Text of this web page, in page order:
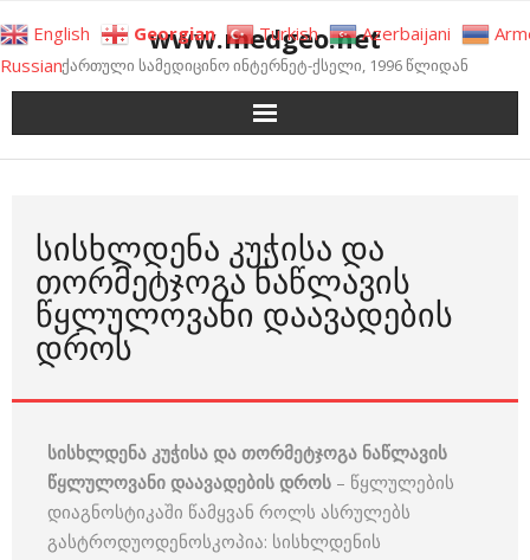
to
content
www.medgeo.net
ქართული სამედიცინო ინტერნეტ-ქსელი, 1996 წლიდან
ᲡᲘᲡᲮᲚᲓᲔᲜᲐ ᲙᲣᲭᲘᲡᲐ ᲓᲐ
ᲗᲝᲠᲛᲔᲢᲯᲝᲒᲐ ᲜᲐᲬᲚᲐᲕᲘᲡ
ᲬᲧᲚᲣᲚᲝᲕᲐᲜᲘ ᲓᲐᲐᲕᲐᲓᲔᲑᲘᲡ
ᲓᲠᲝᲡ
სისხლდენა კუჭისა და თორმეტჯოგა ნაწლავის
წყლულოვანი დაავადების დროს – წყლულების
დიაგნოსტიკაში წამყვან როლს ასრულებს
გასტროდუოდენოსკოპია: სისხლდენის
English Georgian Turkish Azerbaijani
Russian